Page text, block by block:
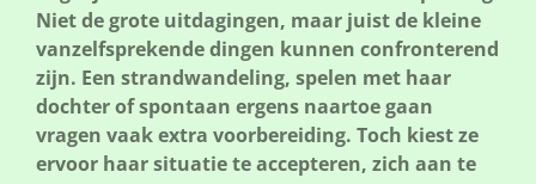
Niet de grote uitdagingen, maar juist de kleine
vanzelfsprekende dingen kunnen confronterend
zijn. Een strandwandeling, spelen met haar
dochter of spontaan ergens naartoe gaan
vragen vaak extra voorbereiding. Toch kiest ze
ervoor haar situatie te accepteren, zich aan te